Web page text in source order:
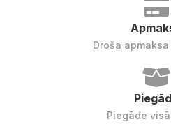
Droša
Piegāde